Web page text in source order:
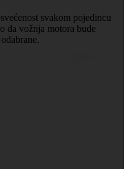
svakom pojedincu
da vožnja motora bude